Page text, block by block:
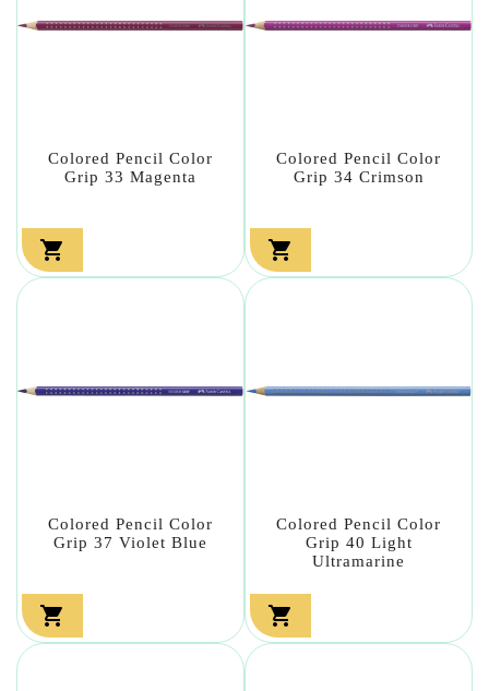
Colored Pencil Color
Grip 33 Magenta

Colored Pencil Color
Grip 34 Crimson

Colored Pencil Color
Grip 37 Violet Blue

Colored Pencil Color
Grip 40 Light
Ultramarine
